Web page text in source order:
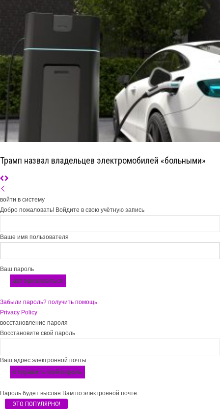
Трамп назвал владельцев электромобилей «больными»
войти в систему
Добро пожаловать! Войдите в свою учётную запись
Ваше имя пользователя
Ваш пароль
Забыли пароль? получить помощь
Privacy Policy
восстановление пароля
Восстановите свой пароль
Ваш адрес электронной почты
Пароль будет выслан Вам по электронной почте.
ЭТО ПОПУЛЯРНО!